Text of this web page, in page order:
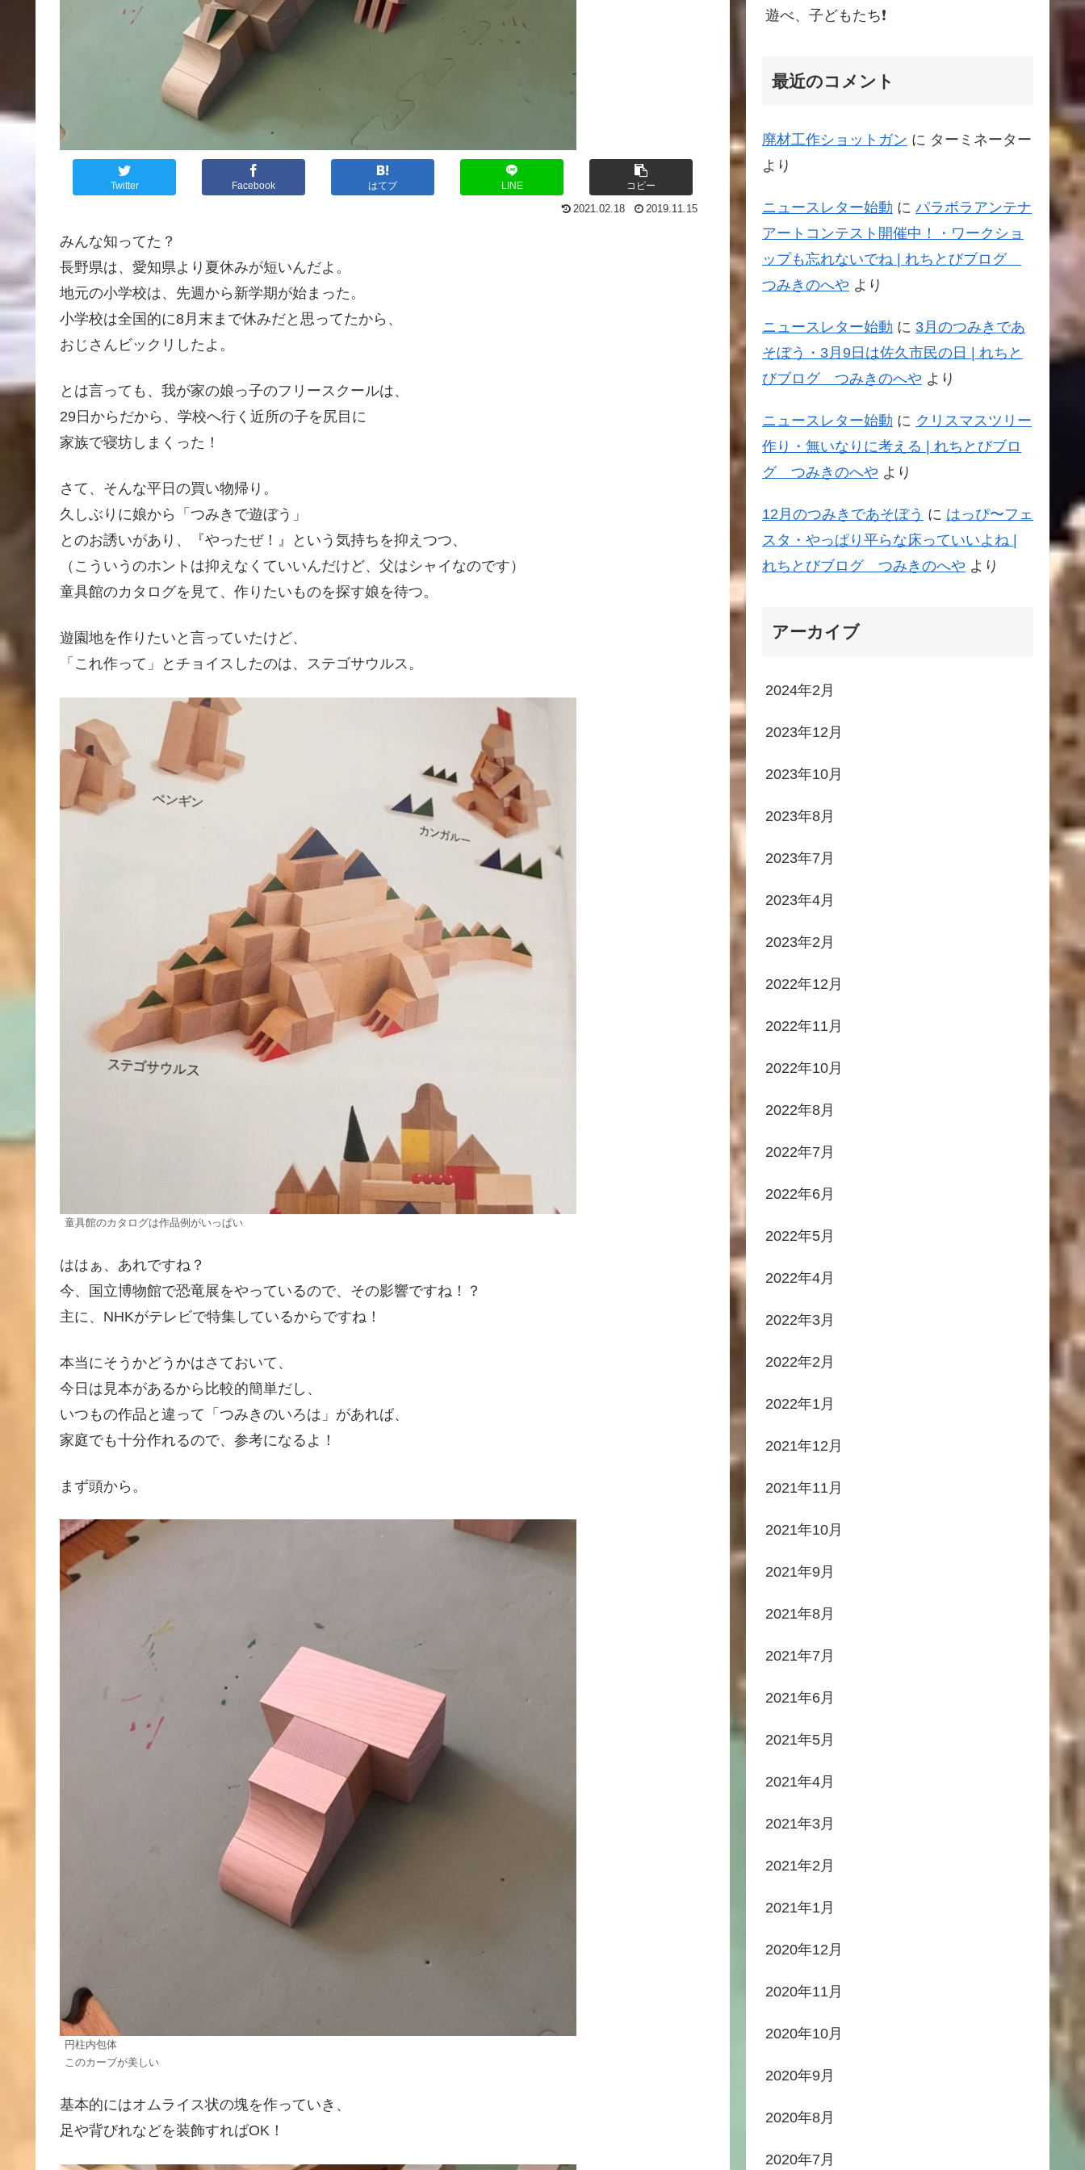
Twitter Facebook はてブ LINE コピー
2021.02.18 2019.11.15
みんな知ってた？
長野県は、愛知県より夏休みが短いんだよ。
地元の小学校は、先週から新学期が始まった。
小学校は全国的に8月末まで休みだと思ってたから、
おじさんビックリしたよ。
とは言っても、我が家の娘っ子のフリースクールは、
29日からだから、学校へ行く近所の子を尻目に
家族で寝坊しまくった！
さて、そんな平日の買い物帰り。
久しぶりに娘から「つみきで遊ぼう」
とのお誘いがあり、『やったぜ！』という気持ちを抑えつつ、
（こういうのホントは抑えなくていいんだけど、父はシャイなのです）
童具館のカタログを見て、作りたいものを探す娘を待つ。
遊園地を作りたいと言っていたけど、
「これ作って」とチョイスしたのは、ステゴサウルス。
童具館のカタログは作品例がいっぱい
ははぁ、あれですね？
今、国立博物館で恐竜展をやっているので、その影響ですね！？
主に、NHKがテレビで特集しているからですね！
本当にそうかどうかはさておいて、
今日は見本があるから比較的簡単だし、
いつもの作品と違って「つみきのいろは」があれば、
家庭でも十分作れるので、参考になるよ！
まず頭から。
円柱内包体
このカーブが美しい
基本的にはオムライス状の塊を作っていき、
足や背びれなどを装飾すればOK！
遊べ、子どもたち❗️
最近のコメント
廃材工作ショットガン に ターミネーター
より
ニュースレター始動 に パラボラアンテナ
アートコンテスト開催中！・ワークショ
ップも忘れないでね | れちとびブログ
つみきのへや より
ニュースレター始動 に 3月のつみきであ
そぼう・3月9日は佐久市民の日 | れちと
びブログ つみきのへや より
ニュースレター始動 に クリスマスツリー
作り・無いなりに考える | れちとびブロ
グ つみきのへや より
12月のつみきであそぼう に はっぴ〜フェ
スタ・やっぱり平らな床っていいよね |
れちとびブログ つみきのへや より
アーカイブ
2024年2月
2023年12月
2023年10月
2023年8月
2023年7月
2023年4月
2023年2月
2022年12月
2022年11月
2022年10月
2022年8月
2022年7月
2022年6月
2022年5月
2022年4月
2022年3月
2022年2月
2022年1月
2021年12月
2021年11月
2021年10月
2021年9月
2021年8月
2021年7月
2021年6月
2021年5月
2021年4月
2021年3月
2021年2月
2021年1月
2020年12月
2020年11月
2020年10月
2020年9月
2020年8月
2020年7月